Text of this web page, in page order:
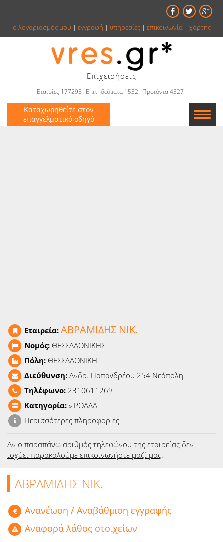
ο λογαριασμός μου | εγγραφή | υπηρεσίες| επικοινωνία| χάρτης
Επιχειρήσεις
Εταιρίες 177295 Επιτηδεύματα 1532 Προϊόντα 4327
Καταχωρηθείτε στον
επαγγελματικό οδηγό
Εταιρεία: ΑΒΡΑΜΙΔΗΣ ΝΙΚ.
Νομός: ΘΕΣΣΑΛΟΝΙΚΗΣ
Πόλη: ΘΕΣΣΑΛΟΝΙΚΗ
Διεύθυνση: Ανδρ. Παπανδρέου 254 Νεάπολη
Τηλέφωνο: 2310611269
Κατηγορία: » ΡΟΛΛΑ
Περισσότερες πληροφορίες
Αν ο παραπάνω αριθμός τηλεφώνου της εταιρείας δεν
ισχύει παρακαλούμε επικοινωνήστε μαζί μας.
ΑΒΡΑΜΙΔΗΣ ΝΙΚ.
Aνανέωση / Αναβάθμιση εγγραφής
Αναφορά λάθος στοιχείων